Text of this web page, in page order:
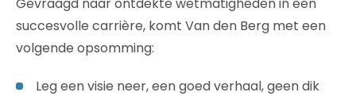
succesvolle carrière, komt Van den Berg met een
volgende opsomming:
Leg een visie neer, een goed verhaal, geen dik